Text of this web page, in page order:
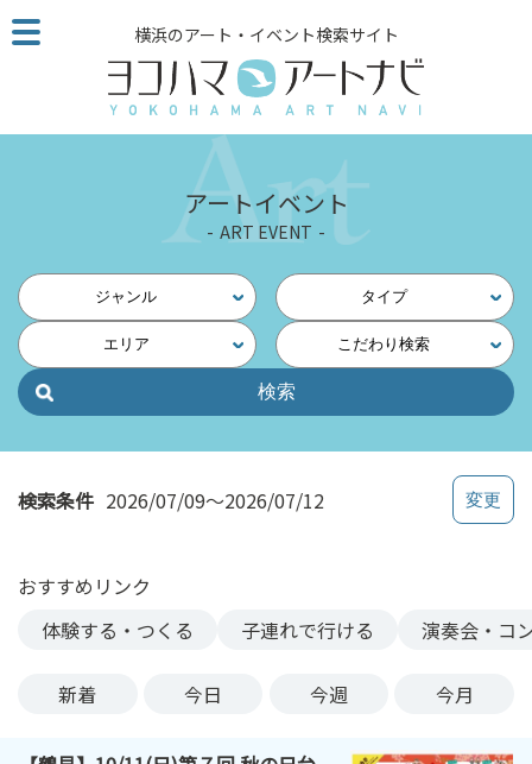
こ
の
ジ
読
他
ペ
の
横浜のアート・イベント検索サイト
アートイベント
ART EVENT
ジャンル タイプ
エリア こだわり検索
検索条件 2026/07/09～2026/07/12
おすすめリンク
体験する・つくる
子連れで行ける 演奏会・コ
新着 今日 今週 今月